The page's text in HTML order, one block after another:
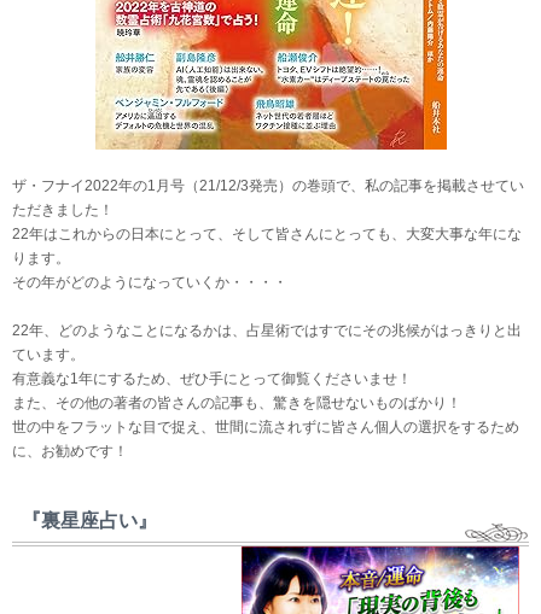
ザ・フナイ2022年の1月号（21/12/3発売）の巻頭で、私の記事を掲載させてい
ただきました！
22年はこれからの日本にとって、そして皆さんにとっても、大変大事な年にな
ります。
その年がどのようになっていくか・・・・
22年、どのようなことになるかは、占星術ではすでにその兆候がはっきりと出
ています。
有意義な1年にするため、ぜひ手にとって御覧くださいませ！
また、その他の著者の皆さんの記事も、驚きを隠せないものばかり！
世の中をフラットな目で捉え、世間に流されずに皆さん個人の選択をするため
に、お勧めです！
『裏星座占い』